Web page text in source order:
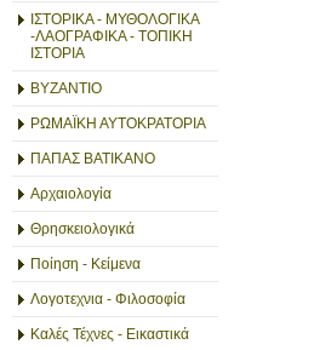
ΙΣΤΟΡΙΚΑ - ΜΥΘΟΛΟΓΙΚΑ
-ΛΑΟΓΡΑΦΙΚΑ - ΤΟΠΙΚΗ
ΙΣΤΟΡΙΑ
ΒΥΖΑΝΤΙΟ
ΡΩΜΑΪΚΗ ΑΥΤΟΚΡΑΤΟΡΙΑ
ΠΑΠΑΣ ΒΑΤΙΚΑΝΟ
Αρχαιολογία
Θρησκειολογικά
Ποίηση - Κείμενα
Λογοτεχνια - Φιλοσοφία
Καλές Τέχνες - Εικαστικά